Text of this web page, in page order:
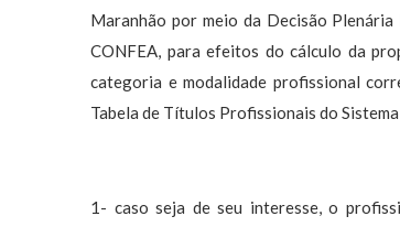
Maranhão por meio da Decisão
CONFEA, para efeitos do cálculo da
categoria e modalidade profissional
Tabela de Títulos Profissionais do
1- caso seja de seu interesse, o